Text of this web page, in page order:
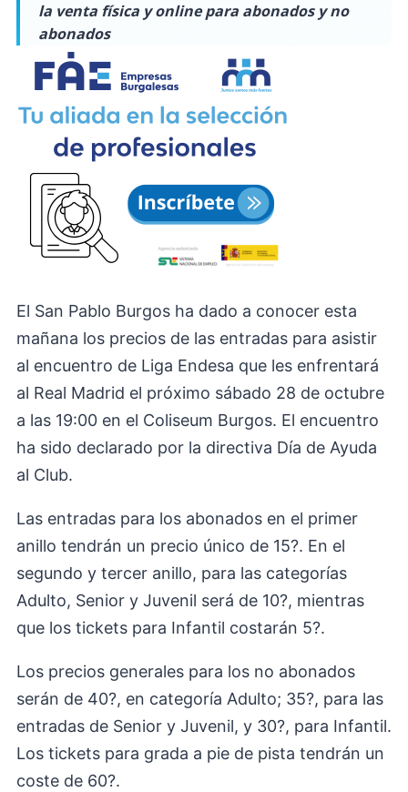
la venta física y online para abonados y no
abonados
El San Pablo Burgos ha dado a conocer esta
mañana los precios de las entradas para asistir
al encuentro de Liga Endesa que les enfrentará
al Real Madrid el próximo sábado 28 de octubre
a las 19:00 en el Coliseum Burgos. El encuentro
ha sido declarado por la directiva Día de Ayuda
al Club.
Las entradas para los abonados en el primer
anillo tendrán un precio único de 15?. En el
segundo y tercer anillo, para las categorías
Adulto, Senior y Juvenil será de 10?, mientras
que los tickets para Infantil costarán 5?.
Los precios generales para los no abonados
serán de 40?, en categoría Adulto; 35?, para las
entradas de Senior y Juvenil, y 30?, para Infantil.
Los tickets para grada a pie de pista tendrán un
coste de 60?.